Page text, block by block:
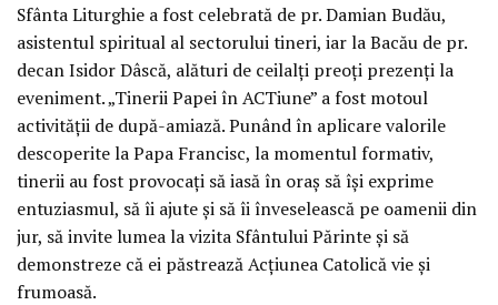
Sfânta Liturghie a fost celebrată de pr. Damian Budău,
asistentul spiritual al sectorului tineri, iar la Bacău de pr.
decan Isidor Dâscă, alături de ceilalți preoți prezenți la
eveniment. „Tinerii Papei în ACTiune” a fost motoul
activității de după-amiază. Punând în aplicare valorile
descoperite la Papa Francisc, la momentul formativ,
tinerii au fost provocați să iasă în oraș să își exprime
entuziasmul, să îi ajute și să îi înveselească pe oamenii din
jur, să invite lumea la vizita Sfântului Părinte și să
demonstreze că ei păstrează Acțiunea Catolică vie și
frumoasă.